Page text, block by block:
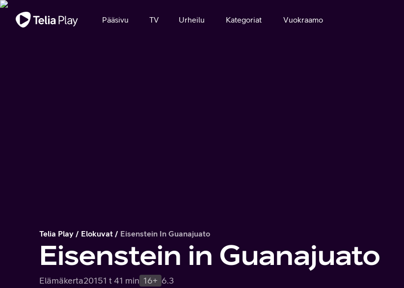
Tärkeä viesti
Pääsivu TV Urheilu Kategoriat Vuokraamo
Telia Play Elokuvat Eisenstein In Guanajuato
Eisenstein in Guanajuato
Elämäkerta20151 t 41 min 16+ 6.3